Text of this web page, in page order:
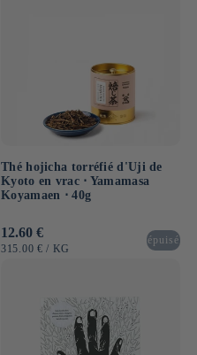
Thé hojicha torréfié d'Uji de
Kyoto en vrac ⋅ Yamamasa
Koyamaen ⋅ 40g
Prix
habituel
12.60 €
PRIX
315.00 € / PAR
KG
épuisé